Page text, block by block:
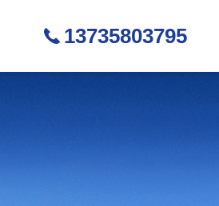
13735803795